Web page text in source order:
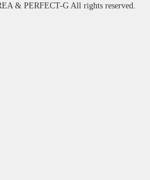
& PERFECT-G All rights reserved.